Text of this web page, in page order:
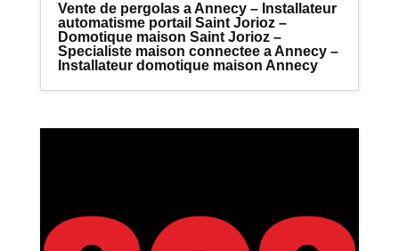
Vente de pergolas a Annecy – Installateur
automatisme portail Saint Jorioz –
Domotique maison Saint Jorioz –
Specialiste maison connectee a Annecy –
Installateur domotique maison Annecy